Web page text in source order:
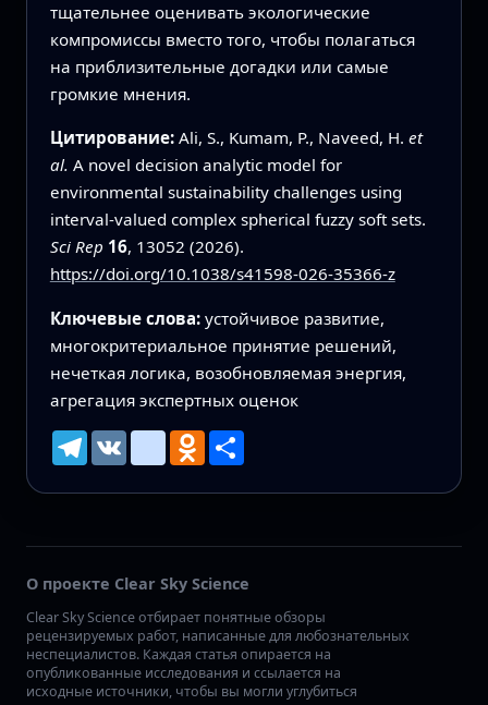
тщательнее оценивать экологические
компромиссы вместо того, чтобы полагаться
на приблизительные догадки или самые
громкие мнения.
Цитирование: Ali, S., Kumam, P., Naveed, H. et
al. A novel decision analytic model for
environmental sustainability challenges using
interval-valued complex spherical fuzzy soft sets.
Sci Rep 16, 13052 (2026).
https://doi.org/10.1038/s41598-026-35366-z
Ключевые слова: устойчивое развитие,
многокритериальное принятие решений,
нечеткая логика, возобновляемая энергия,
агрегация экспертных оценок
Telegram
VK mailruOdnoklassniki
Ресурс
О проекте Clear Sky Science
Clear Sky Science отбирает понятные обзоры
рецензируемых работ, написанные для любознательных
неспециалистов. Каждая статья опирается на
опубликованные исследования и ссылается на
исходные источники, чтобы вы могли углубиться